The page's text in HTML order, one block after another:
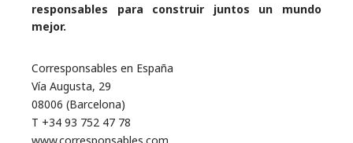
responsables para construir juntos un mundo
mejor.
Corresponsables en España
Vía Augusta, 29
08006 (Barcelona)
T +34 93 752 47 78